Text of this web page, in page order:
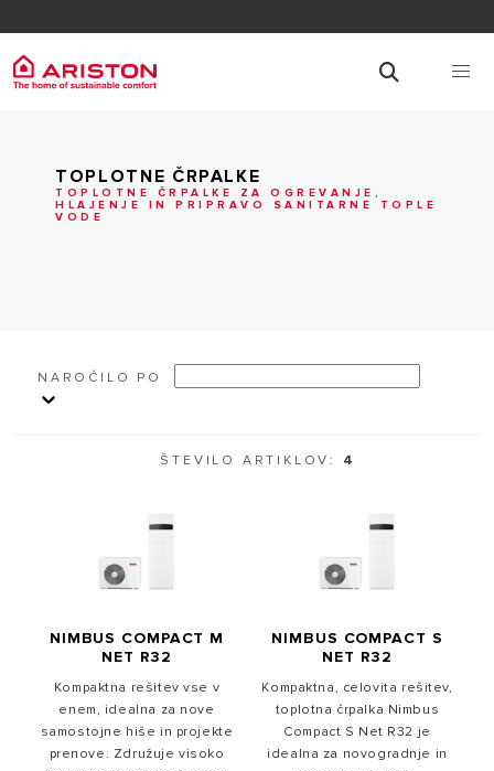
TOPLOTNE ČRPALKE
TOPLOTNE ČRPALKE ZA OGREVANJE,
HLAJENJE IN PRIPRAVO SANITARNE TOPLE
VODE
NAROČILO PO
ŠTEVILO ARTIKLOV: 4
NIMBUS COMPACT M
NET R32
Kompaktna rešitev vse v
enem, idealna za nove
samostojne hiše in projekte
prenove. Združuje visoko
NIMBUS COMPACT S
NET R32
Kompaktna, celovita rešitev,
toplotna črpalka Nimbus
Compact S Net R32 je
idealna za novogradnje in